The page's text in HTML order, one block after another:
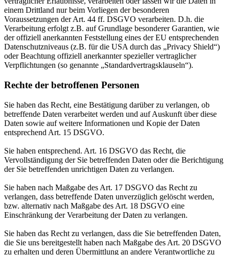
einem Drittland nur beim Vorliegen der besonderen
Voraussetzungen der Art. 44 ff. DSGVO verarbeiten. D.h. die
Verarbeitung erfolgt z.B. auf Grundlage besonderer Garantien, wie
der offiziell anerkannten Feststellung eines der EU entsprechenden
Datenschutzniveaus (z.B. für die USA durch das „Privacy Shield“)
oder Beachtung offiziell anerkannter spezieller vertraglicher
Verpflichtungen (so genannte „Standardvertragsklauseln“).
Rechte der betroffenen Personen
Sie haben das Recht, eine Bestätigung darüber zu verlangen, ob
betreffende Daten verarbeitet werden und auf Auskunft über diese
Daten sowie auf weitere Informationen und Kopie der Daten
entsprechend Art. 15 DSGVO.
Sie haben entsprechend. Art. 16 DSGVO das Recht, die
Vervollständigung der Sie betreffenden Daten oder die Berichtigung
der Sie betreffenden unrichtigen Daten zu verlangen.
Sie haben nach Maßgabe des Art. 17 DSGVO das Recht zu
verlangen, dass betreffende Daten unverzüglich gelöscht werden,
bzw. alternativ nach Maßgabe des Art. 18 DSGVO eine
Einschränkung der Verarbeitung der Daten zu verlangen.
Sie haben das Recht zu verlangen, dass die Sie betreffenden Daten,
die Sie uns bereitgestellt haben nach Maßgabe des Art. 20 DSGVO
zu erhalten und deren Übermittlung an andere Verantwortliche zu